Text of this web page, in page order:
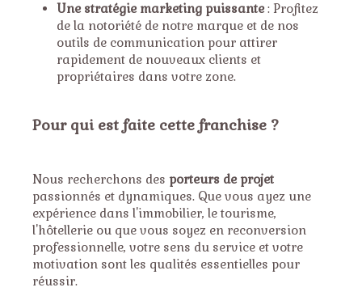
Une stratégie marketing puissante : Profitez
de la notoriété de notre marque et de nos
outils de communication pour attirer
rapidement de nouveaux clients et
propriétaires dans votre zone.
Pour qui est faite cette franchise ?
Nous recherchons des porteurs de projet
passionnés et dynamiques. Que vous ayez une
expérience dans l'immobilier, le tourisme,
l'hôtellerie ou que vous soyez en reconversion
professionnelle, votre sens du service et votre
motivation sont les qualités essentielles pour
réussir.